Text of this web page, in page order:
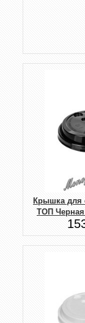
Крышка для
ТОП